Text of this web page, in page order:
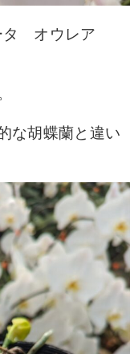
タ オウレア
な胡蝶蘭と違い